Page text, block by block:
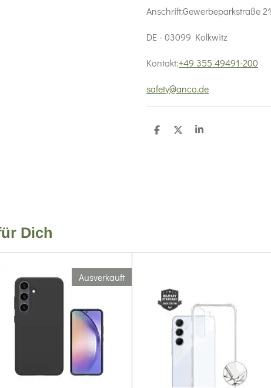
Anschrift:Gewerbeparkstraße 21
DE - 03099 Kolkwitz
Kontakt:+49 355 49491-200
safety@anco.de
T
T
T
Dich
Ausverkauft